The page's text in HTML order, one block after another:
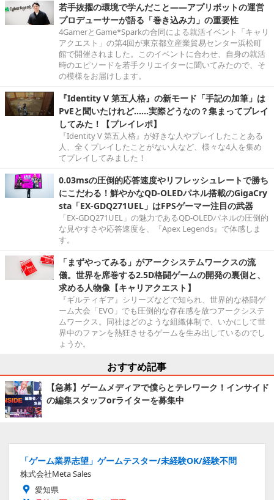
若手抜擢の環境で学んだこと――アプリボットの運営
プロデューサーが語る「巻き込み力」の重要性
4GamerとGame*Sparkの合同による就活イベント「キャリ
アクエスト」の第4回が東京都立産業貿易センター浜松町
館で開催されました。このイベントに合わせ、自身の就活
時のエピソードを若手クリエイターに聞いてみたので、そ
の模様をお届けします。
『Identity V 第五人格』の新モード「手記の加筆」は
PvEと聞いたけれど……実際どうなの？集まってプレイ
してみた！【プレイレポ】
『Identity V 第五人格』が好きな人やプレイしたことある
人、全くプレイしたことがない人など、様々な4人を集め
てプレイしてみました！
0.03msの圧倒的応答速度やリフレッシュレートで勝ち
にこだわる！鮮やかなQD-OLEDパネル搭載のGigaCry
sta「EX-GDQ271UEL」はFPSゲーマー注目の武器
「EX-GDQ271UEL」の魅力であるQD-OLEDパネルの圧倒的
な見やすさや応答速度を、『Apex Legends』で体感しま
す。
「まずやってみる」がアークシステムワークスの流
儀。世界を席巻する2.5D格闘ゲームの開発の裏側と、
求める人物像【キャリアクエスト】
『ギルティギア』シリーズなどで知られ、世界的な格闘ゲ
ーム大会「EVO」でも圧倒的な存在感を放つアークシステ
ムワークス。同社はどのような組織体制で、いかにして世
界中のファンを熱狂させるゲームを生み出しているのでし
ょうか。
おすすめ記事
【急募】ゲームメディアで僕らとテレワーク！インサイド
の編集スタッフorライターを募集中
「ゲーム業界志望」ゲームテスター/未経験OK/経験不問
株式会社Meta Sales
愛知県